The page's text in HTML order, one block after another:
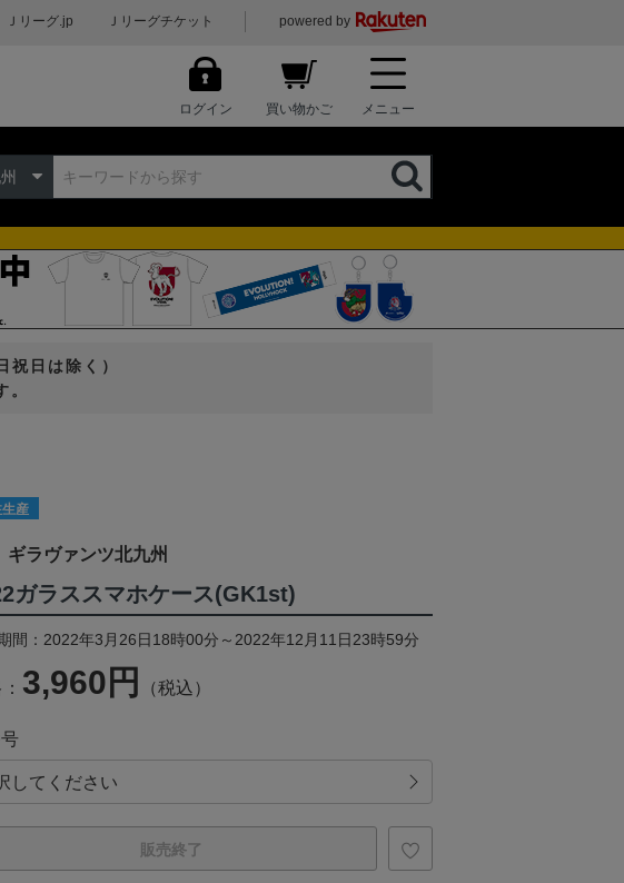
Ｊリーグ.jp Ｊリーグチケット powered by
ログイン 買い物かご メニュー
日は除く）
産
ギラヴァンツ北九州
ガラススマホケース(GK1st)
間：2022年3月26日18時00分～2022年12月11日23時59分
3,960円 （税込）
販売終了